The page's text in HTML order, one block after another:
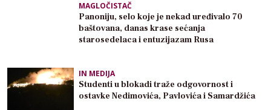
MAGLOČISTAČ
Panoniju, selo koje je nekad uređivalo 70
baštovana, danas krase sećanja
starosedelaca i entuzijazam Rusa
IN MEDIJA
Studenti u blokadi traže odgovornost i
ostavke Nedimovića, Pavlovića i Samardžića